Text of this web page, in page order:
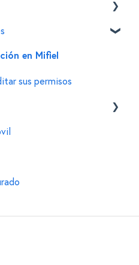
electrónica
firma electrónica
en Mifiel
sus permisos